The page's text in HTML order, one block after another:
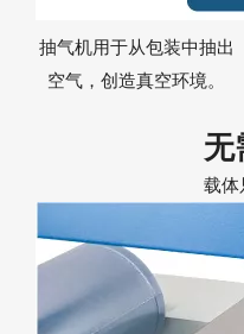
抽气机用于从包装中抽出
空气，创造真空环境。
无
载体